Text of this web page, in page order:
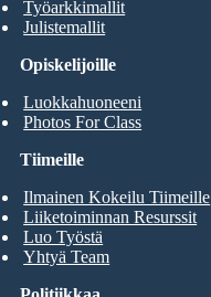
Opiskelijoille
Luokkahuoneeni
Photos For Class
Työarkkimallit
Julistemallit
Tiimeille
Ilmainen Kokeilu Tiimeille
Liiketoiminnan Resurssit
Luo Työstä
Yhtyä Team